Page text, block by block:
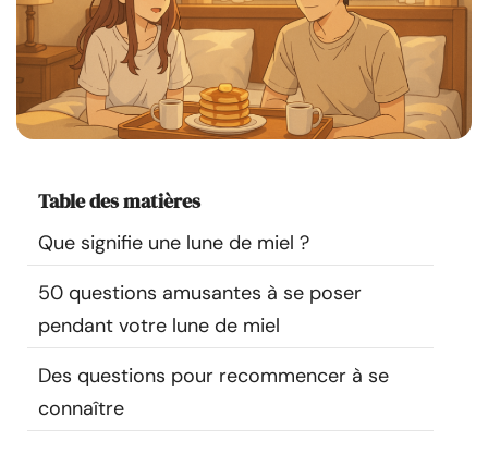
Ressources
Communauté
Trouver un thérapeute
Langue
À propos de nous Contact Écrivez pour nous
nous
Table des matières
Que signifie une lune de miel ?
50 questions amusantes à se poser
pendant votre lune de miel
Des questions pour recommencer à se
connaître